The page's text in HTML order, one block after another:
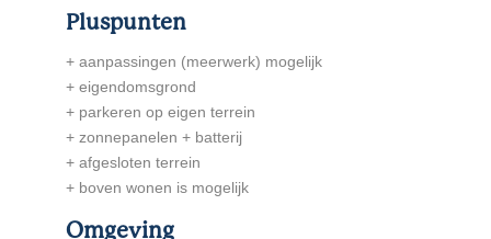
Pluspunten
+ aanpassingen (meerwerk) mogelijk
+ eigendomsgrond
+ parkeren op eigen terrein
+ zonnepanelen + batterij
+ afgesloten terrein
+ boven wonen is mogelijk
Omgeving